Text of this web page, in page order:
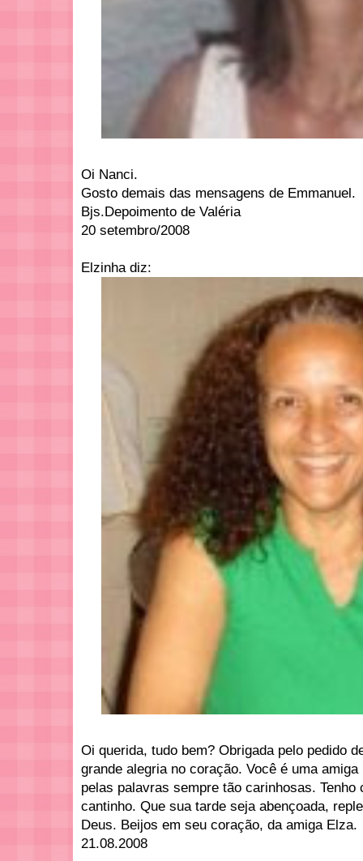
Oi Nanci.
Gosto demais das mensagens de Emmanuel.
Bjs.Depoimento de Valéria
20 setembro/2008
Elzinha diz:
Oi querida, tudo bem? Obrigada pelo pedido
grande alegria no coração. Você é uma
pelas palavras sempre tão carinhosas.
cantinho. Que sua tarde seja abençoada,
Deus. Beijos em seu coração, da amiga Elza.
21.08.2008